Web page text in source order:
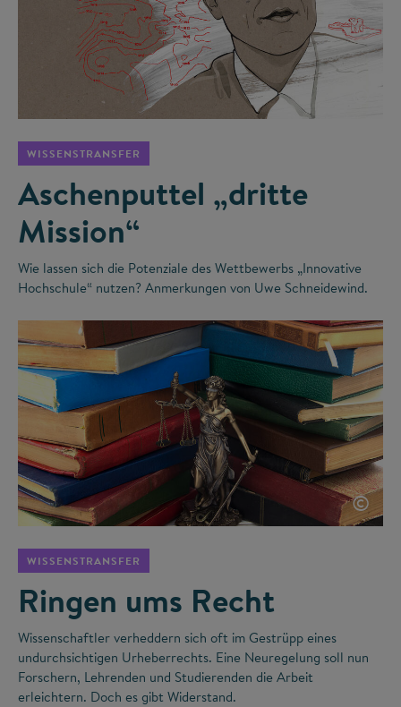
WISSENSTRANSFER
Aschenputtel „dritte
Mission“
Wie lassen sich die Potenziale des Wettbewerbs „Innovative
Hochschule“ nutzen? Anmerkungen von Uwe Schneidewind.
©
WISSENSTRANSFER
Ringen ums Recht
Wissenschaftler verheddern sich oft im Gestrüpp eines
undurchsichtigen Urheberrechts. Eine Neuregelung soll nun
Forschern, Lehrenden und Studierenden die Arbeit
erleichtern. Doch es gibt Widerstand.